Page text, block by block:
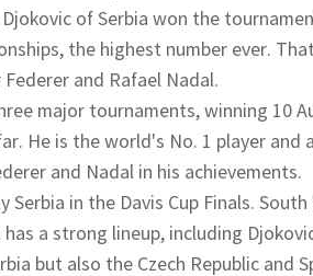
of Serbia won the
the highest number ever.
and Rafael Nadal.
major tournaments, winning 10
He is the world's No. 1 player and
and Nadal in his achievements.
in the Davis Cup Finals.
a strong lineup, including
but also the Czech Republic and